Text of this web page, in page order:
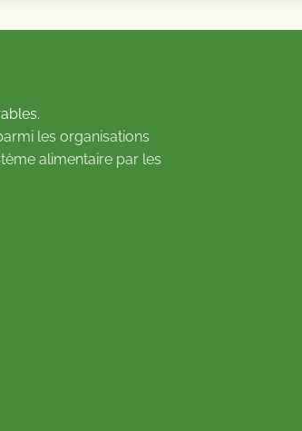
les organisations
alimentaire par les